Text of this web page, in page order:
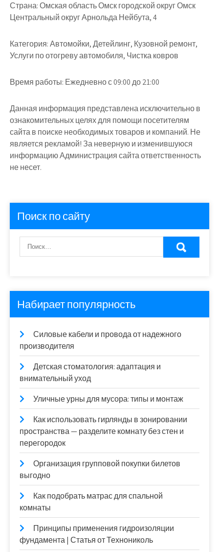
Страна:Омская область Омск городской округ Омск
Центральный округ Арнольда Нейбута, 4
Категория:Автомойки, Детейлинг, Кузовной ремонт,
Услуги по отогреву автомобиля, Чистка ковров
Время работы: Ежедневно с 09:00 до 21:00
Данная информация представлена исключительно в
ознакомительных целях для помощи посетителям
сайта в поиске необходимых товаров и компаний. Не
является рекламой! За неверную и изменившуюся
информацию Администрация сайта ответственность
не несет.
Поиск по сайту
Набирает популярность
Силовые кабели и провода от надежного
производителя
Детская стоматология: адаптация и
внимательный уход
Уличные урны для мусора: типы и монтаж
Как использовать гирлянды в зонировании
пространства — разделите комнату без стен и
перегородок
Организация групповой покупки билетов
выгодно
Как подобрать матрас для спальной
комнаты
Принципы применения гидроизоляции
фундамента | Статья от Технониколь